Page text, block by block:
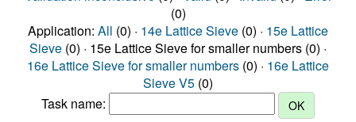
(0)
Application: All (0) · 14e Lattice Sieve (0) · 15e Lattice
Sieve (0) · 15e Lattice Sieve for smaller numbers (0) ·
16e Lattice Sieve for smaller numbers (0) · 16e Lattice
Sieve V5 (0)
Task name: